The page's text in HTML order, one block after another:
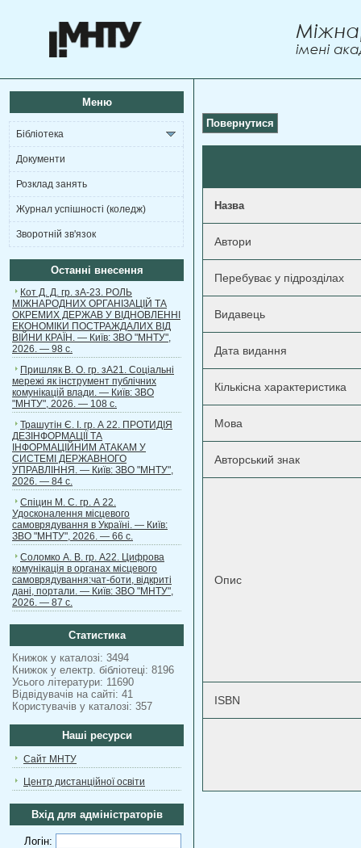
Меню
Бібліотека
Документи
Розклад занять
Журнал успішності (коледж)
Зворотній зв'язок
Останні внесення
Кот Д. Д. гр. зА-23. РОЛЬ
МІЖНАРОДНИХ ОРГАНІЗАЦІЙ ТА
ОКРЕМИХ ДЕРЖАВ У ВІДНОВЛЕННІ
ЕКОНОМІКИ ПОСТРАЖДАЛИХ ВІД
ВІЙНИ КРАЇН. — Київ: ЗВО "МНТУ",
2026. — 98 с.
Пришляк В. О. гр. зА21. Соціальні
мережі як інструмент публічних
комунікацій влади. — Київ: ЗВО
"МНТУ", 2026. — 108 с.
Трашутін Є. І. гр. А 22. ПРОТИДІЯ
ДЕЗІНФОРМАЦІЇ ТА
ІНФОРМАЦІЙНИМ АТАКАМ У
СИСТЕМІ ДЕРЖАВНОГО
УПРАВЛІННЯ. — Київ: ЗВО "МНТУ",
2026. — 84 с.
Спіцин М. С. гр. А 22.
Удосконалення місцевого
самоврядування в Україні. — Київ:
ЗВО "МНТУ", 2026. — 66 с.
Соломко А. В. гр. А22. Цифрова
комунікація в органах місцевого
самоврядування:чат-боти, відкриті
дані, портали. — Київ: ЗВО "МНТУ",
2026. — 87 с.
Статистика
Книжок у каталозі: 3494
Книжок у електр. бібліотеці: 8196
Усього літератури: 11690
Відвідувачів на сайті: 41
Користувачів у каталозі: 357
Наші ресурси
Сайт МНТУ
Центр дистанційної освіти
Вхід для адміністраторів
Логін:
Повернутися
Назва
Автори
Перебуває у підрозділах
Видавець
Дата видання
Кількісна характеристика
Мова
Авторський знак
Опис
ISBN